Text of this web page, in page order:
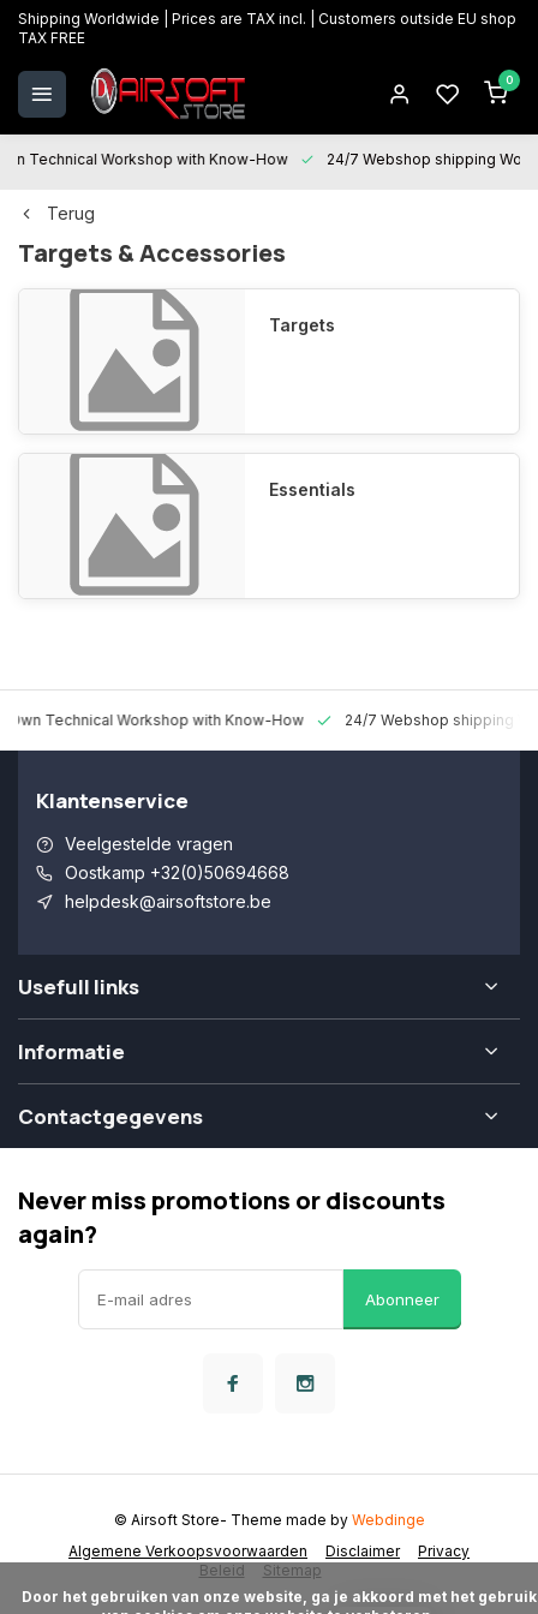
Shipping Worldwide | Prices are TAX incl. | Customers outside EU shop
TAX FREE
0
Technical Workshop with Know-How 24/7 Webshop shipping
Terug
Targets & Accessories
Targets
Essentials
Technical Workshop with Know-How 24/7 Webshop shipping
Klantenservice
Veelgestelde vragen
Oostkamp +32(0)50694668
helpdesk@airsoftstore.be
Usefull links
Informatie
Contactgegevens
Never miss promotions or discounts
again?
Abonneer
Algemene Verkoopsvoorwaarden Disclaimer
Privacy
Beleid
Sitemap
© Airsoft Store- Theme made by Webdinge